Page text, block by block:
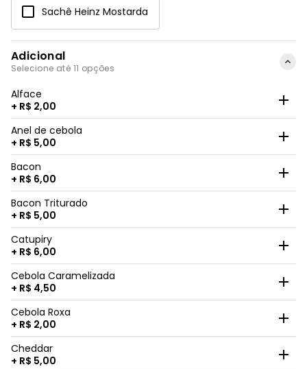
Sachê Heinz Mostarda
Adicional
Selecione até 11 opções
Alface
+ R$ 2,00
Anel de cebola
+ R$ 5,00
Bacon
+ R$ 6,00
Bacon Triturado
+ R$ 5,00
Catupiry
+ R$ 6,00
Cebola Caramelizada
+ R$ 4,50
Cebola Roxa
+ R$ 2,00
Cheddar
+ R$ 5,00